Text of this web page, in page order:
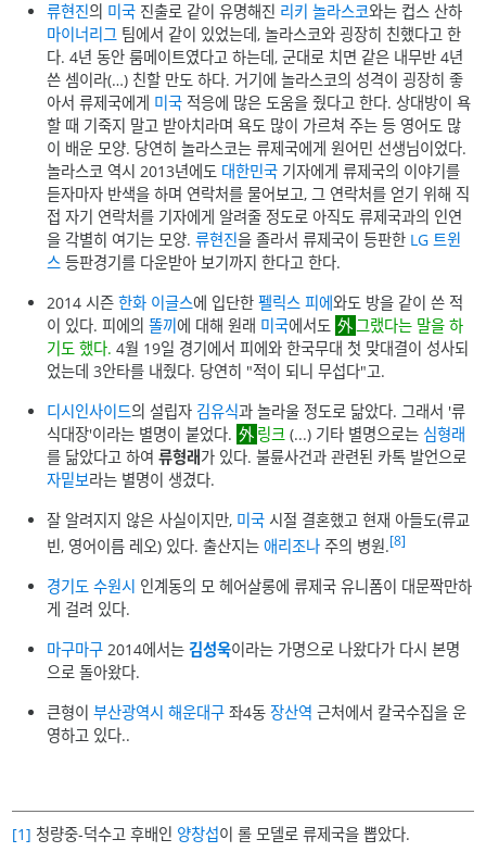
류현진의 미국 진출로 같이 유명해진 리키 놀라스코와는 컵스 산하
마이너리그 팀에서 같이 있었는데, 놀라스코와 굉장히 친했다고 한
다. 4년 동안 룸메이트였다고 하는데, 군대로 치면 같은 내무반 4년
쓴 셈이라(…) 친할 만도 하다. 거기에 놀라스코의 성격이 굉장히 좋
아서 류제국에게 미국 적응에 많은 도움을 줬다고 한다. 상대방이 욕
할 때 기죽지 말고 받아치라며 욕도 많이 가르쳐 주는 등 영어도 많
이 배운 모양. 당연히 놀라스코는 류제국에게 원어민 선생님이었다.
놀라스코 역시 2013년에도 대한민국 기자에게 류제국의 이야기를
듣자마자 반색을 하며 연락처를 물어보고, 그 연락처를 얻기 위해 직
접 자기 연락처를 기자에게 알려줄 정도로 아직도 류제국과의 인연
을 각별히 여기는 모양.류현진을 졸라서 류제국이 등판한 LG 트윈
스 등판경기를 다운받아 보기까지 한다고 한다.
2014 시즌한화 이글스에 입단한펠릭스 피에와도 방을 같이 쓴 적
이 있다. 피에의똘끼 에 대해 원래 미국에서도
그랬다는 말을 하
기도 했다. 4월 19일 경기에서 피에와 한국무대 첫 맞대결이 성사되
었는데 3안타를 내줬다. 당연히 "적이 되니 무섭다"고.
디시인사이드의 설립자 김유식과 놀라울 정도로 닮았다. 그래서 '류
식대장'이라는 별명이 붙었다.
링크(...) 기타 별명으로는 심형래
를 닮았다고 하여류형래가 있다. 불륜사건과 관련된 카톡 발언으로
자밑보라는 별명이 생겼다.
잘 알려지지 않은 사실이지만, 미국 시절 결혼했고 현재 아들도(류교
빈, 영어이름 레오) 있다. 출산지는애리조나 주의 병원.[8]
경기도 수원시 인계동의 모 헤어살롱에 류제국 유니폼이 대문짝만하
게 걸려 있다.
마구마구 2014에서는김성욱이라는 가명으로 나왔다가 다시 본명
으로 돌아왔다.
큰형이부산광역시 해운대구 좌4동장산역 근처에서 칼국수집을 운
영하고 있다..
[1] 청량중-덕수고 후배인 양창섭이 롤 모델로 류제국을 뽑았다.